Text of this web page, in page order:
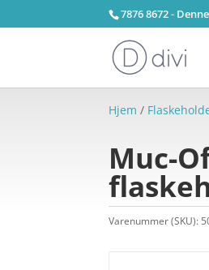
7876 8672 -
Hjem /
Muc-
Varenummer (SKU):